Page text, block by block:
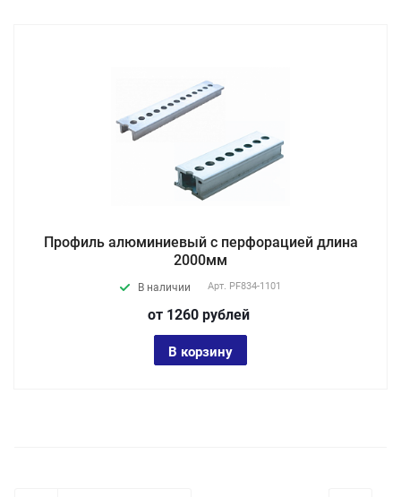
Профиль алюминиевый с перфорацией длина
2000мм
В наличии Арт. PF834-1101
от 1260 рублей
В корзину